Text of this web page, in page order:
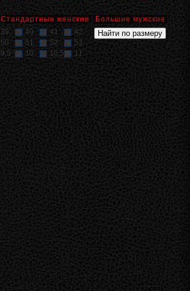
Стандартные женские Большие мужские
39 40 41
42
50 51 52
53
9,5 10 10,5 11